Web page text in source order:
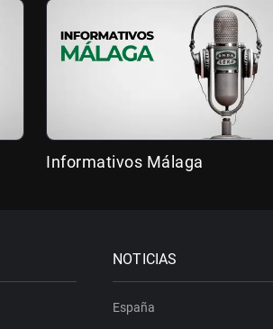
Informativos Málaga
NOTICIAS
España